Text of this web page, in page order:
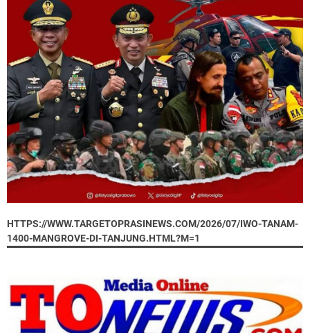
HTTPS://WWW.TARGETOPRASINEWS.COM/2026/07/IWO-TANAM-
1400-MANGROVE-DI-TANJUNG.HTML?M=1